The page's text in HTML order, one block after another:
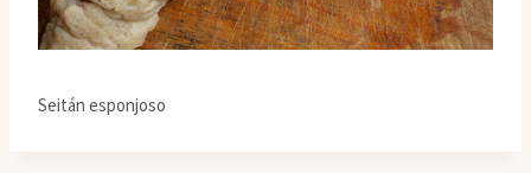
Seitán esponjoso